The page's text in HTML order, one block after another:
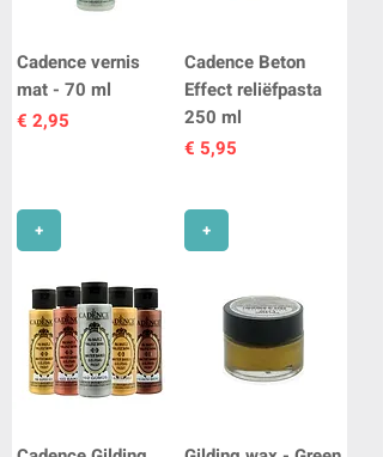
Cadence vernis
mat - 70 ml
Prijs
€ 2,95
+
Cadence Beton
Effect reliëfpasta
250 ml
Prijs
€ 5,95
+